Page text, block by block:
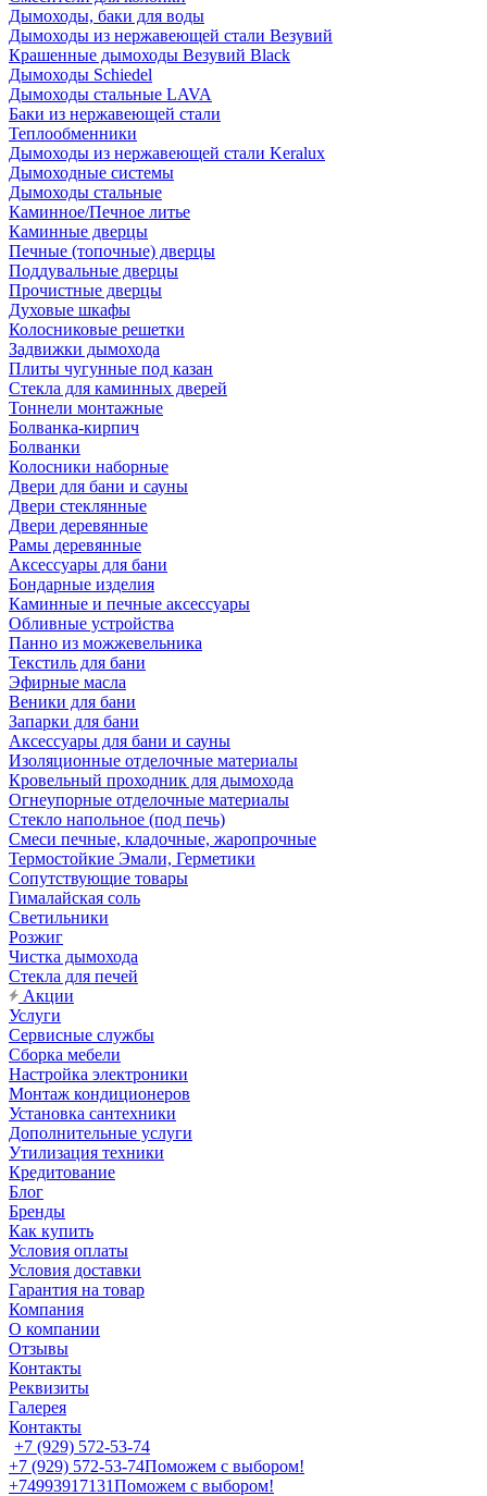
Дымоходы, баки для воды
Дымоходы из нержавеющей стали Везувий
Крашенные дымоходы Везувий Black
Дымоходы Schiedel
Дымоходы стальные LAVA
Баки из нержавеющей стали
Теплообменники
Дымоходы из нержавеющей стали Keralux
Дымоходные системы
Дымоходы стальные
Каминное/Печное литье
Каминные дверцы
Печные (топочные) дверцы
Поддувальные дверцы
Прочистные дверцы
Духовые шкафы
Колосниковые решетки
Задвижки дымохода
Плиты чугунные под казан
Стекла для каминных дверей
Тоннели монтажные
Болванка-кирпич
Болванки
Колосники наборные
Двери для бани и сауны
Двери стеклянные
Двери деревянные
Рамы деревянные
Аксессуары для бани
Бондарные изделия
Каминные и печные аксессуары
Обливные устройства
Панно из можжевельника
Текстиль для бани
Эфирные масла
Веники для бани
Запарки для бани
Аксессуары для бани и сауны
Изоляционные отделочные материалы
Кровельный проходник для дымохода
Огнеупорные отделочные материалы
Стекло напольное (под печь)
Смеси печные, кладочные, жаропрочные
Термостойкие Эмали, Герметики
Сопутствующие товары
Гималайская соль
Светильники
Розжиг
Чистка дымохода
Стекла для печей
Акции
Услуги
Сервисные службы
Сборка мебели
Настройка электроники
Монтаж кондиционеров
Установка сантехники
Дополнительные услуги
Утилизация техники
Кредитование
Блог
Бренды
Как купить
Условия оплаты
Условия доставки
Гарантия на товар
Компания
О компании
Отзывы
Контакты
Реквизиты
Галерея
Контакты
+7 (929) 572-53-74
+7 (929) 572-53-74Поможем с выбором!
+74993917131Поможем с выбором!